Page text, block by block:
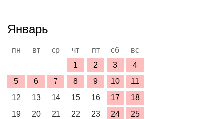
Январь
пн вт ср чт пт сб
вс
1
2 3
4
5
6 7 8 9 10
11
12
13 14 15 16 17
18
19
20 21 22 23 24
25